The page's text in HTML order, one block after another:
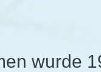
wurde